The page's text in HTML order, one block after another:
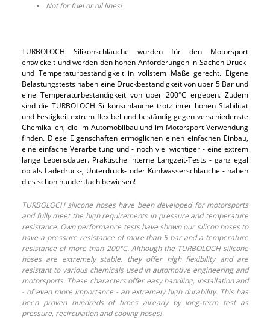
Not for fuel or oil lines!
TURBOLOCH Silikonschläuche wurden für den Motorsport
entwickelt und werden den hohen Anforderungen in Sachen Druck-
und Temperaturbeständigkeit in vollstem Maße gerecht. Eigene
Belastungstests haben eine Druckbeständigkeit von über 5 Bar und
eine Temperaturbeständigkeit von über 200°C ergeben. Zudem
sind die TURBOLOCH Silikonschläuche trotz ihrer hohen Stabilität
und Festigkeit extrem flexibel und beständig gegen verschiedenste
Chemikalien, die im Automobilbau und im Motorsport Verwendung
finden. Diese Eigenschaften ermöglichen einen einfachen Einbau,
eine einfache Verarbeitung und - noch viel wichtiger - eine extrem
lange Lebensdauer. Praktische interne Langzeit-Tests - ganz egal
ob als Ladedruck-, Unterdruck- oder Kühlwasserschläuche - haben
dies schon hundertfach bewiesen!
TURBOLOCH silicone hoses have been developed for motorsports
and fully meet the high requirements in pressure and temperature
resistance. Own performance tests have shown our silicon hoses to
have a pressure resistance of more than 5 bar and a temperature
resistance of more than 200°C. Although the TURBOLOCH silicone
hoses are extremely stable, they offer high flexibility and are
resistant to various chemicals used in automotive engineering and
motorsports. These characters offer easy handling, installation and
- of even more importance - an extremely high durability. This has
been proven hundreds of times already by long-term test as
pressure, recirculation and cooling hoses!